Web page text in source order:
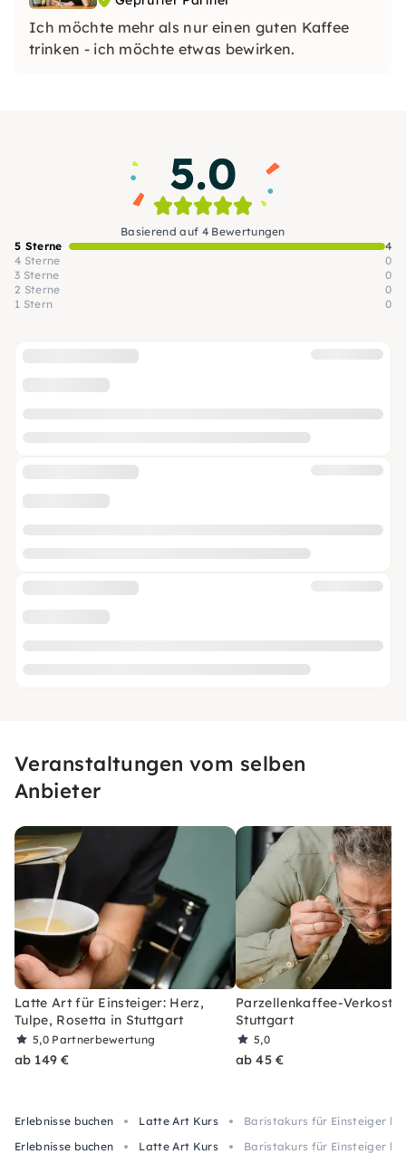
Ich möchte mehr als nur einen guten Kaffee
trinken - ich möchte etwas bewirken.
5.0
Basierend auf 4 Bewertungen
5 Sterne
4
4 Sterne
0
3 Sterne
0
2 Sterne
0
1 Stern
0
Veranstaltungen vom selben
Anbieter
Latte Art für Einsteiger: Herz,
Tulpe, Rosetta in Stuttgart
5,0 Partnerbewertung
ab 149 €
Parzellenkaffee-
Stuttgart
5,0
ab 45 €
Erlebnisse buchen Latte Art Kurs
Baristakurs für Einsteiger
Erlebnisse buchen
Latte Art Kurs Baristakurs für Einsteiger